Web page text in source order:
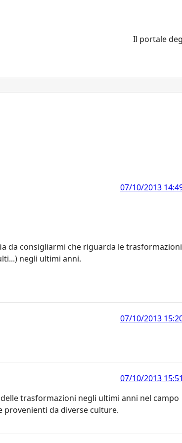
Il portale
07/10/2013
da consigliarmi che riguarda le trasformazioni
negli ultimi anni.
07/10/2013
07/10/2013 15:51
trasformazioni negli ultimi anni nel campo
da diverse culture.